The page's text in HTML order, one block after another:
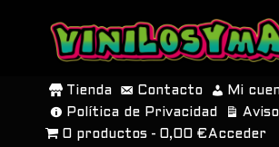
SALTAR
CONTENIDO
Tienda Contacto
Mi
Política de Privacidad
0 productos
0,00 € Acceder